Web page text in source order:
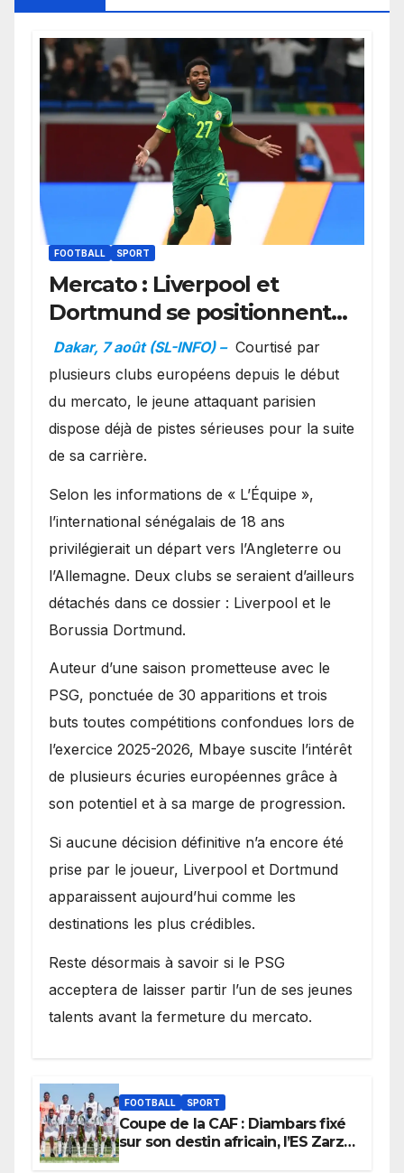
FOOTBALL SPORT
Mercato : Liverpool et
Dortmund se positionnent
en favoris pour recruter
Ibrahim Mbaye
Dakar, 7 août (SL-INFO) – Courtisé par
plusieurs clubs européens depuis le début
du mercato, le jeune attaquant parisien
dispose déjà de pistes sérieuses pour la suite
de sa carrière.
Selon les informations de « L’Équipe »,
l’international sénégalais de 18 ans
privilégierait un départ vers l’Angleterre ou
l’Allemagne. Deux clubs se seraient d’ailleurs
détachés dans ce dossier : Liverpool et le
Borussia Dortmund.
Auteur d’une saison prometteuse avec le
PSG, ponctuée de 30 apparitions et trois
buts toutes compétitions confondues lors de
l’exercice 2025-2026, Mbaye suscite l’intérêt
de plusieurs écuries européennes grâce à
son potentiel et à sa marge de progression.
Si aucune décision définitive n’a encore été
prise par le joueur, Liverpool et Dortmund
apparaissent aujourd’hui comme les
destinations les plus crédibles.
Reste désormais à savoir si le PSG
acceptera de laisser partir l’un de ses jeunes
talents avant la fermeture du mercato.
FOOTBALL SPORT
Coupe de la CAF : Diambars fixé
sur son destin africain, l’ES Zarzis